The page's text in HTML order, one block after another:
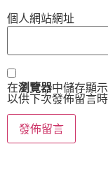
個人網站網址
在瀏覽器中儲存顯
以供下次發佈留言